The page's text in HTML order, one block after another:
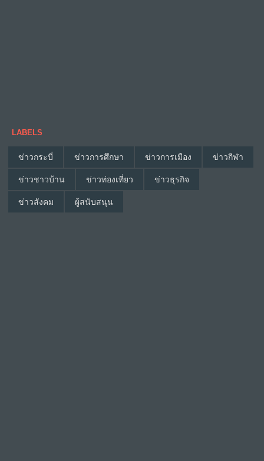
LABELS
ข่าวกระบี่ ข่าวการศึกษา ข่าวการเมือง ข่าวกีฬา
ข่าวชาวบ้าน ข่าวท่องเที่ยว ข่าวธุรกิจ
ข่าวสังคม ผู้สนับสนุน